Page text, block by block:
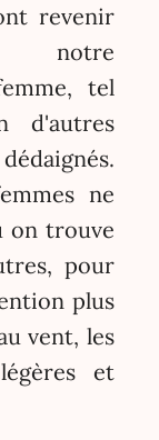
revenir
notre
tel
d'autres
ne
on trouve
pour
plus
vent, les
et